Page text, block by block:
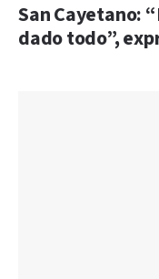
San Cayetano:
dado todo”,